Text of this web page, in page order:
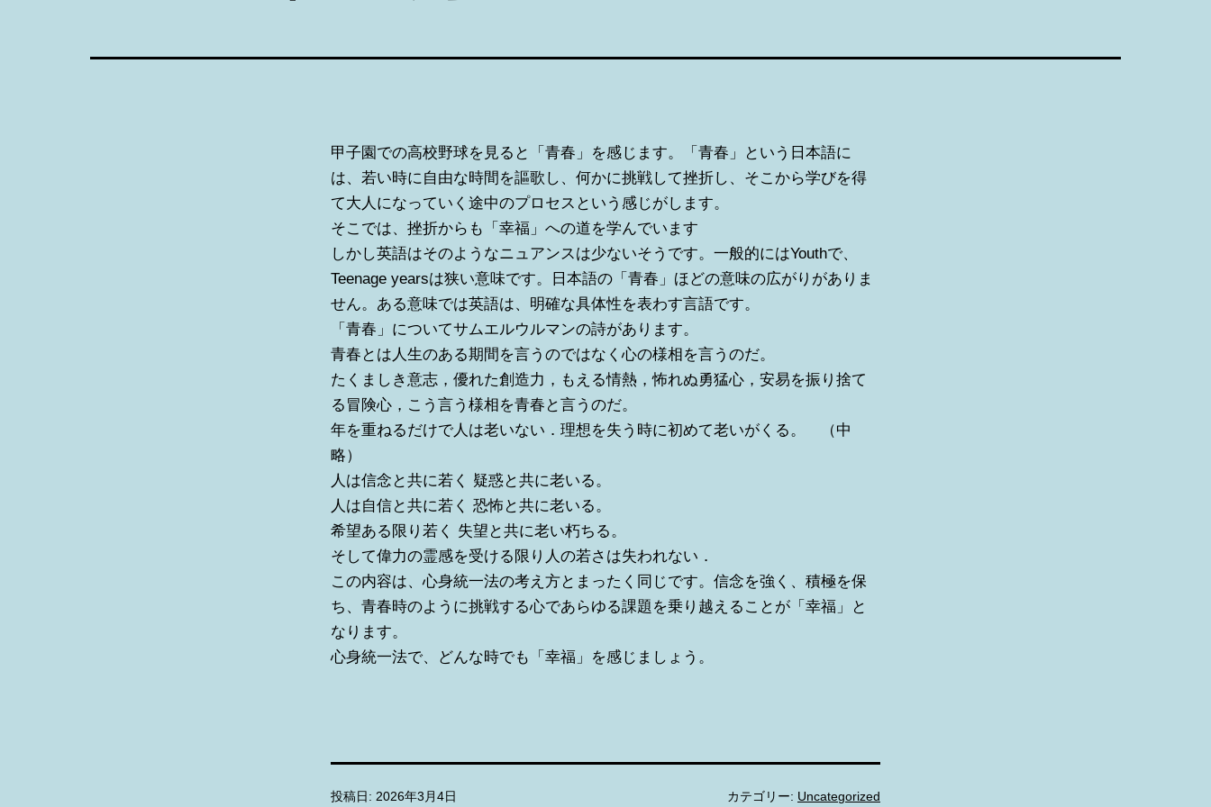
甲子園での高校野球を見ると「青春」を感じます。「青春」という日本語に
は、若い時に自由な時間を謳歌し、何かに挑戦して挫折し、そこから学びを得
て大人になっていく途中のプロセスという感じがします。
そこでは、挫折からも「幸福」への道を学んでいます
しかし英語はそのようなニュアンスは少ないそうです。一般的にはYouthで、
Teenage yearsは狭い意味です。日本語の「青春」ほどの意味の広がりがありま
せん。ある意味では英語は、明確な具体性を表わす言語です。
「青春」についてサムエルウルマンの詩があります。
青春とは人生のある期間を言うのではなく心の様相を言うのだ。
たくましき意志，優れた創造力，もえる情熱，怖れぬ勇猛心，安易を振り捨て
る冒険心，こう言う様相を青春と言うのだ。
年を重ねるだけで人は老いない．理想を失う時に初めて老いがくる。 （中
略）
人は信念と共に若く 疑惑と共に老いる。
人は自信と共に若く 恐怖と共に老いる。
希望ある限り若く 失望と共に老い朽ちる。
そして偉力の霊感を受ける限り人の若さは失われない．
この内容は、心身統一法の考え方とまったく同じです。信念を強く、積極を保
ち、青春時のように挑戦する心であらゆる課題を乗り越えることが「幸福」と
なります。
心身統一法で、どんな時でも「幸福」を感じましょう。
投稿日: 2026年3月4日
カテゴリー: Uncategorized